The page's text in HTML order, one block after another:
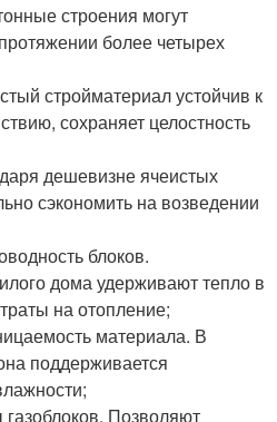
строения могут
более четырех
стройматериал устойчив к
сохраняет целостность
дешевизне ячеистых
сэкономить на возведении
блоков.
дома удерживают тепло в
на отопление;
материала. В
поддерживается
Позволяют